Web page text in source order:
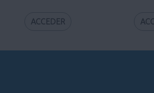
ACCEDER